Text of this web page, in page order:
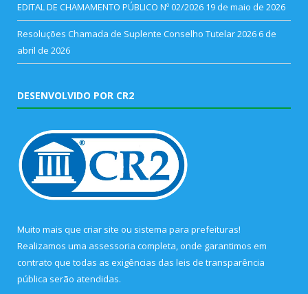
EDITAL DE CHAMAMENTO PÚBLICO Nº 02/2026 19 de maio de 2026
Resoluções Chamada de Suplente Conselho Tutelar 2026 6 de
abril de 2026
DESENVOLVIDO POR CR2
Muito mais que criar site ou sistema para prefeituras!
Realizamos uma assessoria completa, onde garantimos em
contrato que todas as exigências das leis de transparência
pública serão atendidas.